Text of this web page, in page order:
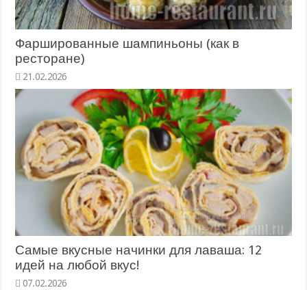
Фаршированные шампиньоны (как в
ресторане)
21.02.2026
Самые вкусные начинки для лаваша: 12
идей на любой вкус!
07.02.2026